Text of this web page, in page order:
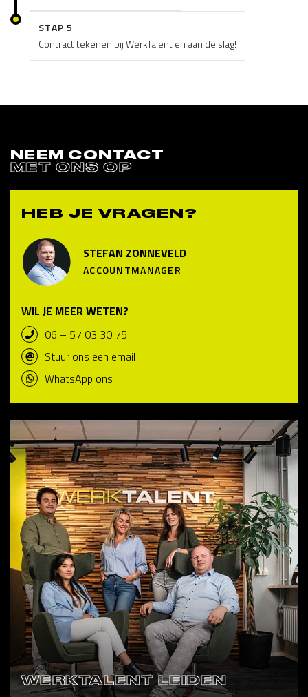
STAP 5
Contract tekenen bij WerkTalent en aan de slag!
NEEM CONTACT
MET ONS OP
HEB JE VRAGEN?
STEFAN ZONNEVELD
ACCOUNTMANAGER
WIL JE MEER WETEN?
06 – 57 03 30 75
Stuur ons een email
WhatsApp ons
WERKTALENT LEIDEN